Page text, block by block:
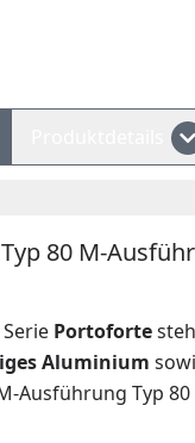
80 M-
Portoforte
Aluminium
Ausführung Typ